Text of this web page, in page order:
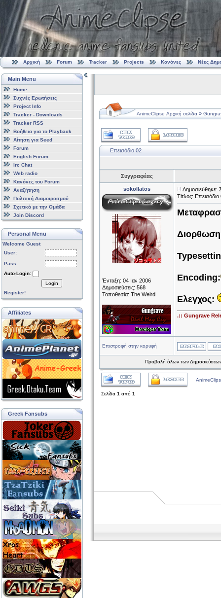
Αρχική Forum Tracker Projects Κανόνες Νέες
Main Menu
Home
Συχνές Ερωτήσεις
Project Info
Tracker - Downloads
Tracker RSS
Βοήθεια για το Playback
Αίτηση για Seed
Forum
English Forum
Irc Chat
Web radio
Κανόνες του Forum
Αναζήτηση
Πολιτική Διαμοιρασμού
Σχετικά με την Ομάδα
Join Discord
Personal Menu
Welcome Guest
User:
Pass:
Auto-Login:
Login
Register!
Affiliates
Greek Fansubs
AnimeClipse Αρχική σελίδα »
Επεισόδιο 02
Συγγραφέας
sokollatos
Ένταξη: 04 Ιαν 2006
Δημοσιεύσεις: 568
Τοποθεσία: The Weird
Δημοσιεύθηκε:
Τίτλος: Επεισόδιο
Encoding:
Ελεγχος:
.:: Gungrave
Επιστροφή στην κορυφή
Προβολή όλων των
Σελίδα 1 από 1